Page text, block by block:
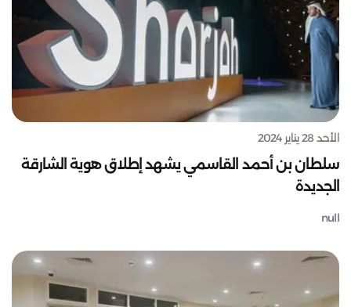
الأحد 28 يناير 2024
سلطان بن أحمد القاسمي يشهد إطلاق هوية الشارقة
الجديدة
null